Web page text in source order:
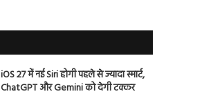
iOS 27 में नई Siri होगी पहले से ज्यादा स्मार्ट,
ChatGPT और Gemini को देगी टक्कर